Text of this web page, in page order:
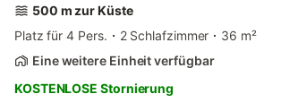
500 m zur Küste
Platz für 4 Pers.
2 Schlafzimmer
36 m²
Eine weitere Einheit verfügbar
KOSTENLOSE Stornierung